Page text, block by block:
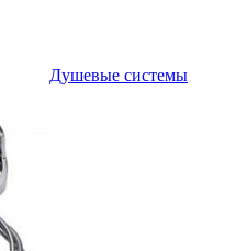
Душевые системы